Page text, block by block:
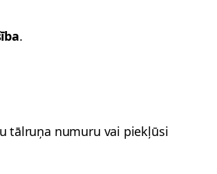
.
tālruņa numuru vai piekļūsi